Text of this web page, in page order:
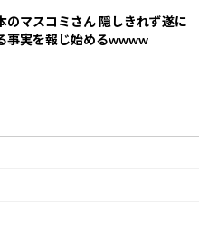
のマスコミさん 隠しきれず遂に
事実を報じ始めるwwww